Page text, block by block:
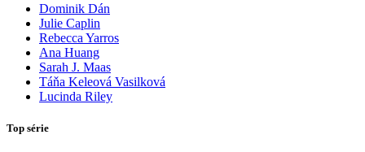
Dominik Dán
Julie Caplin
Rebecca Yarros
Ana Huang
Sarah J. Maas
Táňa Keleová Vasilková
Lucinda Riley
Top série